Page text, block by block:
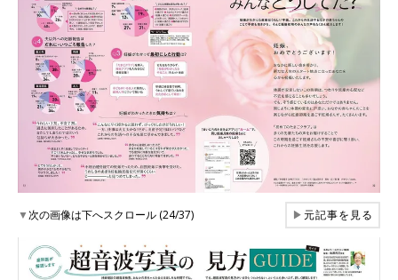
▼次の画像は下へスクロール (24/37) ▶元記事を見る